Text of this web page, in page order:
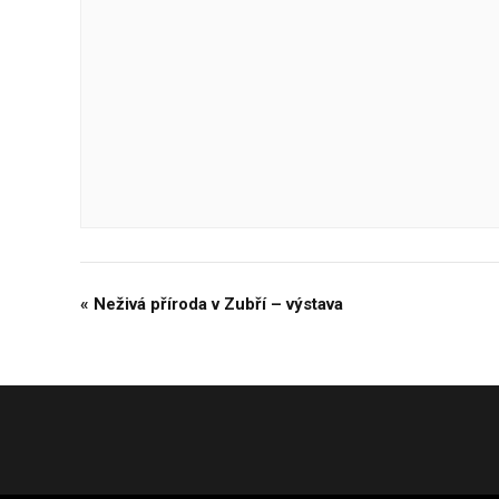
Navigace
« Neživá příroda v Zubří – výstava